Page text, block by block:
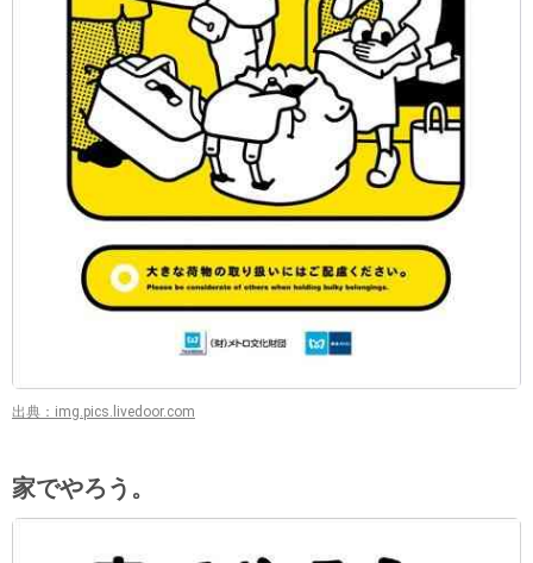
出典：img.pics.livedoor.com
家でやろう。